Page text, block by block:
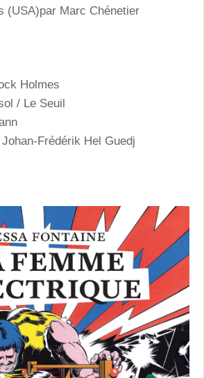
(USA)par Marc Chénetier
Holmes
/ Le Seuil
Frédérik Hel Guedj